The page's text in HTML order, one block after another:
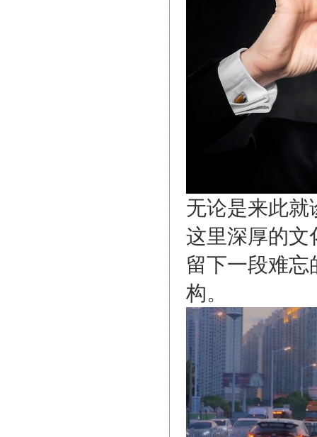
无论是来此就
这里深厚的文
留下一段难
构。